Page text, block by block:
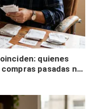
quienes
pasadas no
necesidad de